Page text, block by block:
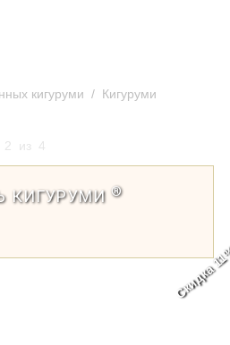
кигуруми / Кигуруми
2
из 4
КИГУРУМИ ®
Скидка